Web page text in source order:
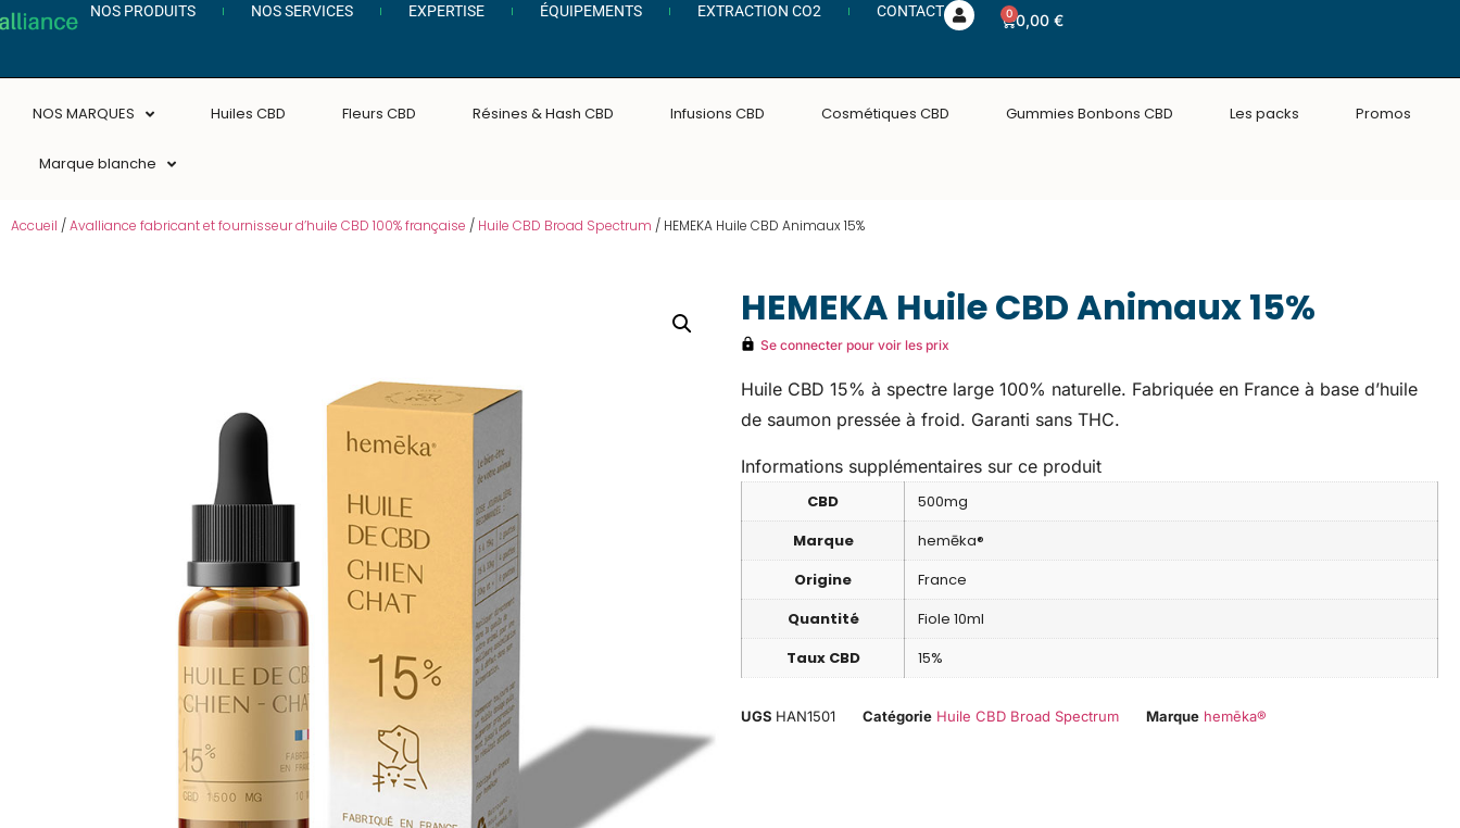
NOS PRODUITS NOS SERVICES EXPERTISE ÉQUIPEMENTS EXTRACTION CO2 CONTACT 0,00€
0
NOS MARQUES Huiles CBD Fleurs CBD Résines & Hash CBD Infusions CBD Cosmétiques CBD Gummies Bonbons CBD Les packs Promos
Marque blanche
Accueil /Avalliance fabricant et fournisseur d’huile CBD 100% française / Huile CBD Broad Spectrum / HEMEKA Huile CBD Animaux 15%
HEMEKA Huile CBD Animaux 15%
Se connecter pour voir les prix
Huile CBD 15% à spectre large 100% naturelle. Fabriquée en France à base d’huile
de saumon pressée à froid. Garanti sans THC.
Informations supplémentaires sur ce produit
CBD
500mg
Marque
hemēka®
Origine
France
Quantité
Fiole 10ml
Taux CBD
15%
UGS HAN1501 Catégorie Huile CBD Broad Spectrum Marque hemēka®